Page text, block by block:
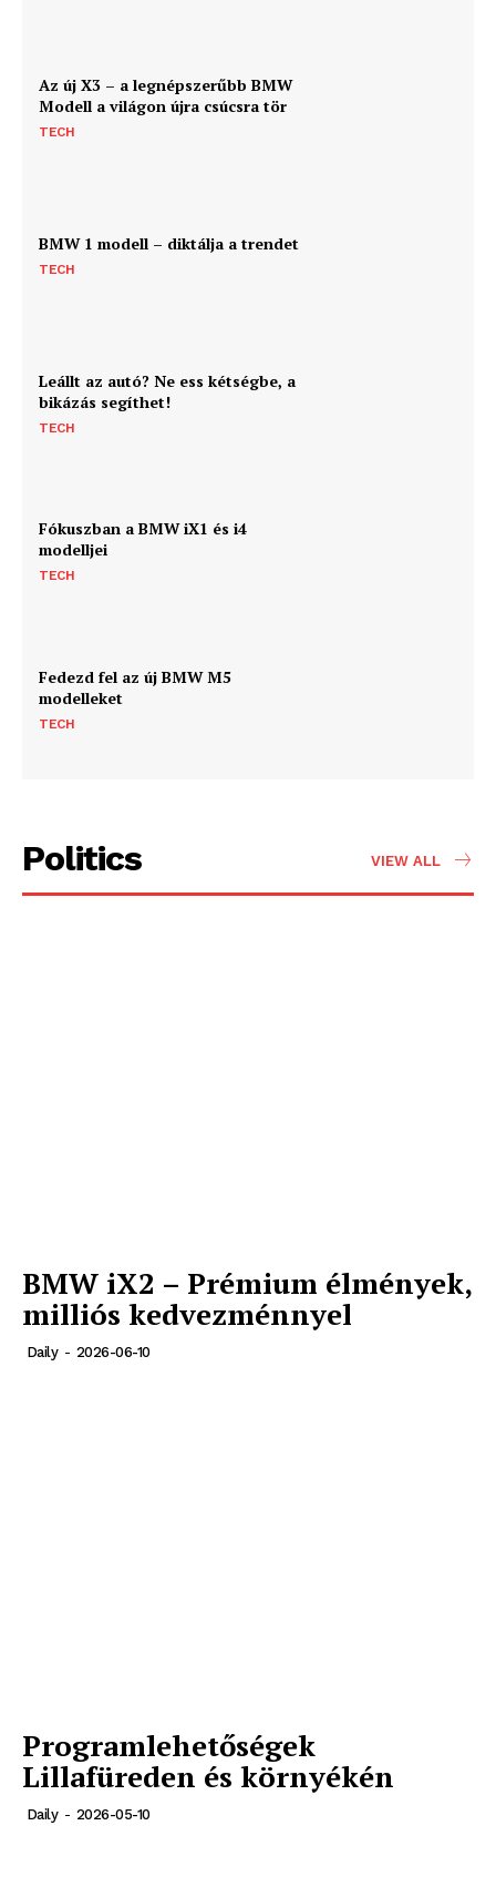
Az új X3 – a legnépszerűbb BMW
Modell a világon újra csúcsra tör
TECH
BMW 1 modell – diktálja a trendet
TECH
Leállt az autó? Ne ess kétségbe, a
bikázás segíthet!
TECH
Fókuszban a BMW iX1 és i4
modelljei
TECH
Fedezd fel az új BMW M5
modelleket
TECH
Politics VIEW ALL
BMW iX2 – Prémium élmények,
milliós kedvezménnyel
Daily - 2026-06-10
Programlehetőségek
Lillafüreden és környékén
Daily - 2026-05-10